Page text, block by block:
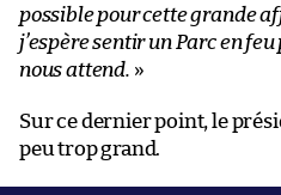
possible pour cette grande
j’espère sentir un Parc en
nous attend. »
Sur ce dernier point, le
peu trop grand.